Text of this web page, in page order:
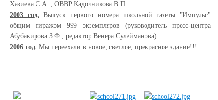
Хазиева С.А.., ОВВР Кадочникова В.П.
2003 год. Выпуск первого номера школьной газеты "Импульс"
общим тиражом 999 экземпляров (руководитель пресс-центра
Абубакирова З.Ф., редактор Венера Сулейманова).
2006 год. Мы переехали в новое, светлое, прекрасное здание!!!